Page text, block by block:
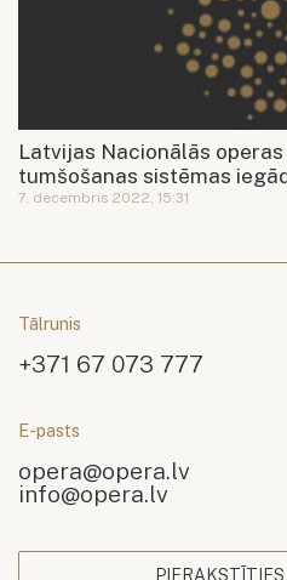
Latvijas Nacionālās
tumšošanas sistēmas
7. decembris 2022, 15:31
Tālrunis
+371 67 073 777
E-pasts
opera@opera.lv
info@opera.lv